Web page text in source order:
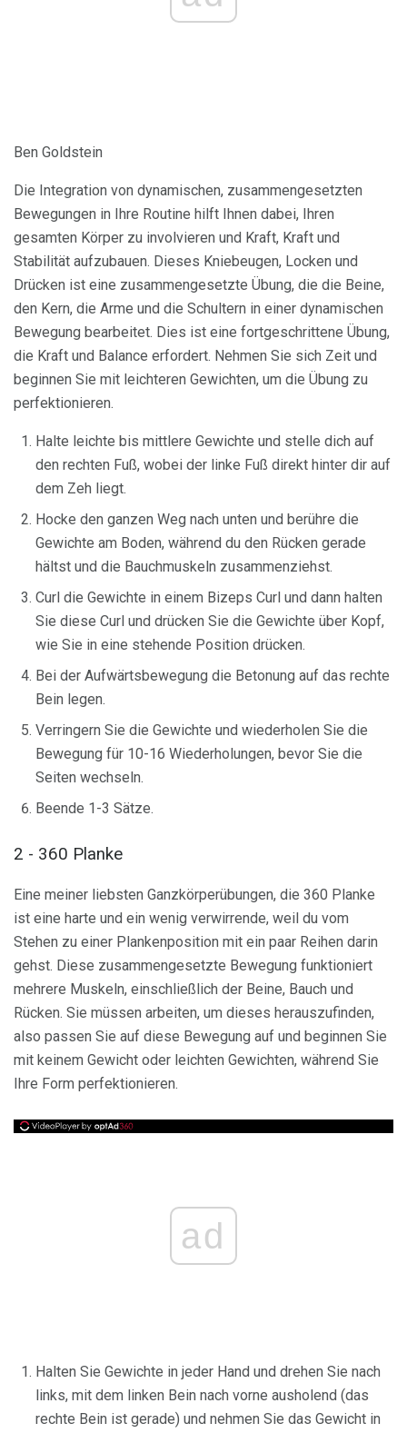
Ben Goldstein
Die Integration von dynamischen, zusammengesetzten
Bewegungen in Ihre Routine hilft Ihnen dabei, Ihren
gesamten Körper zu involvieren und Kraft, Kraft und
Stabilität aufzubauen. Dieses Kniebeugen, Locken und
Drücken ist eine zusammengesetzte Übung, die die Beine,
den Kern, die Arme und die Schultern in einer dynamischen
Bewegung bearbeitet. Dies ist eine fortgeschrittene Übung,
die Kraft und Balance erfordert. Nehmen Sie sich Zeit und
beginnen Sie mit leichteren Gewichten, um die Übung zu
perfektionieren.
Halte leichte bis mittlere Gewichte und stelle dich auf
den rechten Fuß, wobei der linke Fuß direkt hinter dir auf
dem Zeh liegt.
Hocke den ganzen Weg nach unten und berühre die
Gewichte am Boden, während du den Rücken gerade
hältst und die Bauchmuskeln zusammenziehst.
Curl die Gewichte in einem Bizeps Curl und dann halten
Sie diese Curl und drücken Sie die Gewichte über Kopf,
wie Sie in eine stehende Position drücken.
Bei der Aufwärtsbewegung die Betonung auf das rechte
Bein legen.
Verringern Sie die Gewichte und wiederholen Sie die
Bewegung für 10-16 Wiederholungen, bevor Sie die
Seiten wechseln.
Beende 1-3 Sätze.
2 - 360 Planke
Eine meiner liebsten Ganzkörperübungen, die 360 ​​Planke
ist eine harte und ein wenig verwirrende, weil du vom
Stehen zu einer Plankenposition mit ein paar Reihen darin
gehst. Diese zusammengesetzte Bewegung funktioniert
mehrere Muskeln, einschließlich der Beine, Bauch und
Rücken. Sie müssen arbeiten, um dieses herauszufinden,
also passen Sie auf diese Bewegung auf und beginnen Sie
mit keinem Gewicht oder leichten Gewichten, während Sie
Ihre Form perfektionieren.
ad
Halten Sie Gewichte in jeder Hand und drehen Sie nach
links, mit dem linken Bein nach vorne ausholend (das
rechte Bein ist gerade) und nehmen Sie das Gewicht in